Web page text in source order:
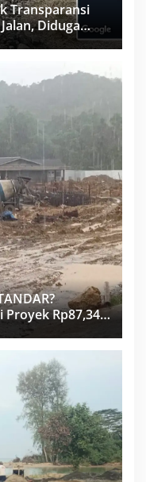
Transparansi
Diduga
Rp87,34
Pengawas dan